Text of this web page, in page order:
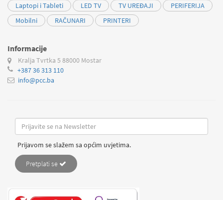
Laptopi i Tableti
LED TV TV UREĐAJI
PERIFERIJA
Mobilni
RAČUNARI PRINTERI
Informacije
Kralja Tvrtka 5 88000 Mostar
+387 36 313 110
info@pcc.ba
Prijavom se slažem sa općim uvjetima.
Pretplati se